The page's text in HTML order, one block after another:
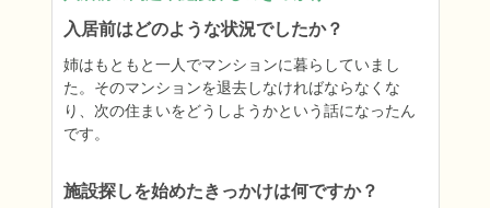
入居前はどのような状況でしたか？
姉はもともと一人でマンションに暮らしていまし
た。そのマンションを退去しなければならなくな
り、次の住まいをどうしようかという話になったん
です。
施設探しを始めたきっかけは何ですか？